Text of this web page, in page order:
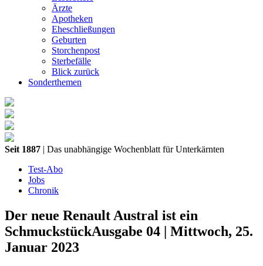
Ärzte
Apotheken
Eheschließungen
Geburten
Storchenpost
Sterbefälle
Blick zurück
Sonderthemen
Seit 1887 | Das unabhängige Wochenblatt für Unterkärnten
Test-Abo
Jobs
Chronik
Der neue Renault Austral ist ein
SchmuckstückAusgabe 04 | Mittwoch, 25.
Januar 2023